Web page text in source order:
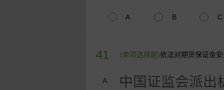
A B C
41 (单项选择题)依法对期货保证金
A. 中国证监会派出